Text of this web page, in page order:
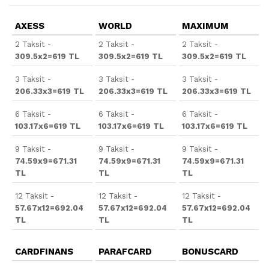
AXESS
2 Taksit -
309.5x2=619 TL
3 Taksit -
206.33x3=619 TL
6 Taksit -
103.17x6=619 TL
9 Taksit -
74.59x9=671.31
TL
12 Taksit -
57.67x12=692.04
TL
WORLD
2 Taksit -
309.5x2=619 TL
3 Taksit -
206.33x3=619 TL
6 Taksit -
103.17x6=619 TL
9 Taksit -
74.59x9=671.31
TL
12 Taksit -
57.67x12=692.04
TL
MAXIMUM
2 Taksit -
309.5x2=619 TL
3 Taksit -
206.33x3=619 TL
6 Taksit -
103.17x6=619 TL
9 Taksit -
74.59x9=671.31
TL
12 Taksit -
57.67x12=692.04
TL
CARDFINANS PARAFCARD BONUSCARD